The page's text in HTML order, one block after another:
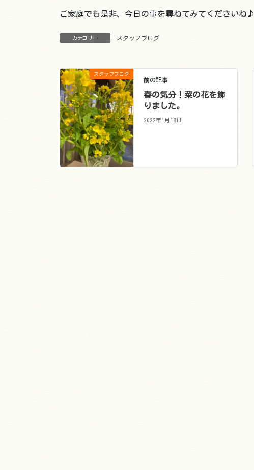
ご家庭でも是非、今日の事を尋ねてみてくださいね♪
カテゴリー スタッフブログ
スタッフブログ
前の記事
春の気分！菜の花を飾
りました。
2022年1月18日